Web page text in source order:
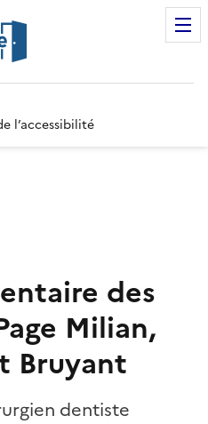
l’accessibilité
Twitter)
des
Milian,
Bruyant
dentiste